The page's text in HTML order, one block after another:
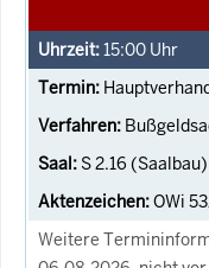
15:00 Uhr
S 2.16 (Saalbau)
OWi
Weitere